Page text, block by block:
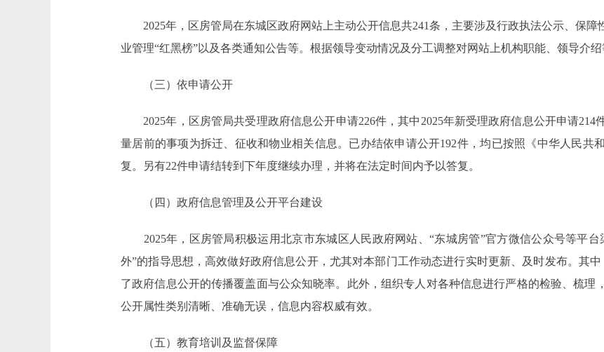
2025年，区房管局在东城区政府网站上主动公开信息共241条，主要涉及行政执法公示、保障
业管理“红黑榜”以及各类通知公告等。根据领导变动情况及分工调整对网站上机构职能、领导介绍
（三）依申请公开
2025年，区房管局共受理政府信息公开申请226件，其中2025年新受理政府信息公开申请214
量居前的事项为拆迁、征收和物业相关信息。已办结依申请公开192件，均已按照《中华人民共
复。另有22件申请结转到下年度继续办理，并将在法定时间内予以答复。
（四）政府信息管理及公开平台建设
2025年，区房管局积极运用北京市东城区人民政府网站、“东城房管”官方微信公众号等平台
外”的指导思想，高效做好政府信息公开，尤其对本部门工作动态进行实时更新、及时发布。其
了政府信息公开的传播覆盖面与公众知晓率。此外，组织专人对各种信息进行严格的检验、梳理
公开属性类别清晰、准确无误，信息内容权威有效。
（五）教育培训及监督保障